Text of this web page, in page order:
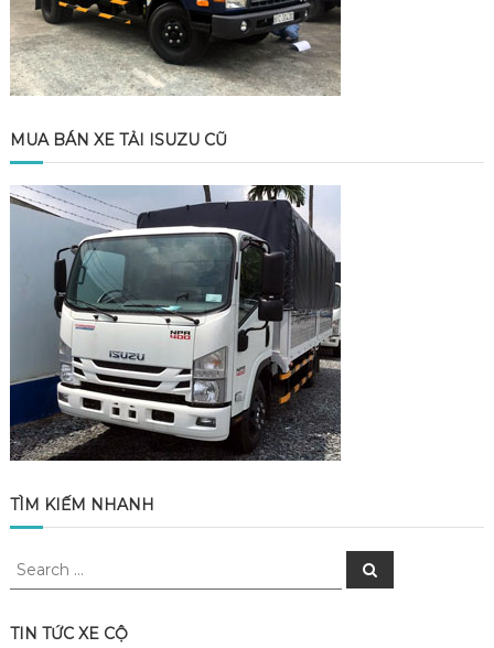
MUA BÁN XE TẢI ISUZU CŨ
TÌM KIẾM NHANH
Search
Search
TIN TỨC XE CỘ